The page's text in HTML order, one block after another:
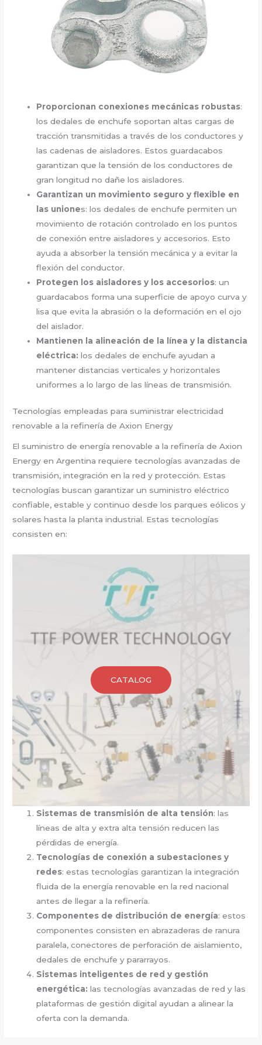
Proporcionan conexiones mecánicas robustas:
los dedales de enchufe soportan altas cargas de
tracción transmitidas a través de los conductores y
las cadenas de aisladores. Estos guardacabos
garantizan que la tensión de los conductores de
gran longitud no dañe los aisladores.
Garantizan un movimiento seguro y flexible en
las uniones: los dedales de enchufe permiten un
movimiento de rotación controlado en los puntos
de conexión entre aisladores y accesorios. Esto
ayuda a absorber la tensión mecánica y a evitar la
flexión del conductor.
Protegen los aisladores y los accesorios: un
guardacabos forma una superficie de apoyo curva y
lisa que evita la abrasión o la deformación en el ojo
del aislador.
Mantienen la alineación de la línea y la distancia
eléctrica: los dedales de enchufe ayudan a
mantener distancias verticales y horizontales
uniformes a lo largo de las líneas de transmisión.
Tecnologías empleadas para suministrar electricidad
renovable a la refinería de Axion Energy
El suministro de energía renovable a la refinería de Axion
Energy en Argentina requiere tecnologías avanzadas de
transmisión, integración en la red y protección. Estas
tecnologías buscan garantizar un suministro eléctrico
confiable, estable y continuo desde los parques eólicos y
solares hasta la planta industrial. Estas tecnologías
consisten en:
CATALOG
Sistemas de transmisión de alta tensión: las
líneas de alta y extra alta tensión reducen las
pérdidas de energía.
Tecnologías de conexión a subestaciones y
redes: estas tecnologías garantizan la integración
fluida de la energía renovable en la red nacional
antes de llegar a la refinería.
Componentes de distribución de energía: estos
componentes consisten en abrazaderas de ranura
paralela, conectores de perforación de aislamiento,
dedales de enchufe y pararrayos.
Sistemas inteligentes de red y gestión
energética: las tecnologías avanzadas de red y las
plataformas de gestión digital ayudan a alinear la
oferta con la demanda.